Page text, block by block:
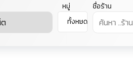
หมู่
ทั้งหมด
ชื่อร้าน